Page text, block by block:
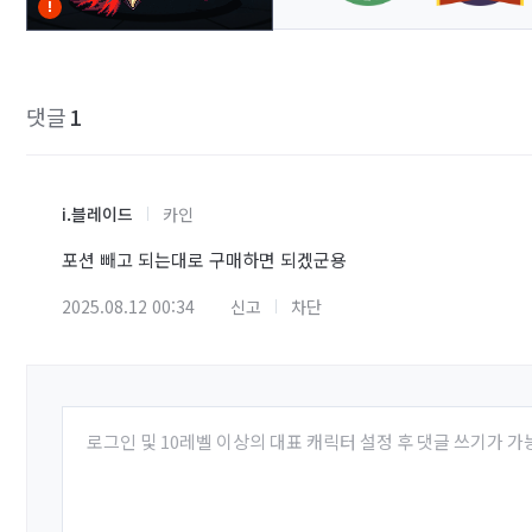
댓글1
i.블레이드 카인
포션 빼고 되는대로 구매하면 되겠군용
2025.08.12 00:34 신고 차단
로그인 및 10레벨 이상의 대표 캐릭터 설정 후 댓글 쓰기가 가